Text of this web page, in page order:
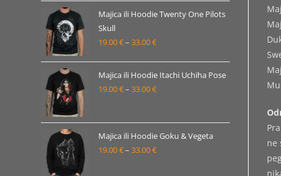
ne
od
do
Majica ili Hoodie Twenty One Pilots
Skull
19.00€– 33.00€Raspon
od
19.00 €
Majica ili Hoodie Itachi Uchiha Pose
19.00€– 33.00€Raspon
od
19.00 €
do
Majica ili Hoodie Goku & Vegeta
19.00€– 33.00€Raspon